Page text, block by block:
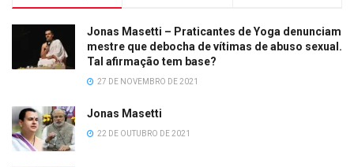
Jonas Masetti – Praticantes de Yoga denunciam
mestre que debocha de vítimas de abuso sexual.
Tal afirmação tem base?
27 DE NOVEMBRO DE 2021
Jonas Masetti
22 DE OUTUBRO DE 2021